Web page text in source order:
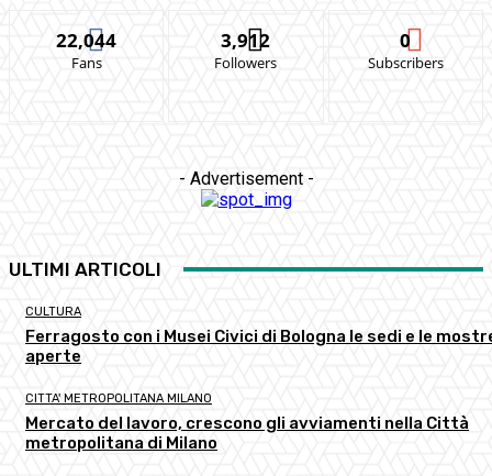
22,044
Fans
3,912
Followers
0
Subscribers
- Advertisement -
ULTIMI ARTICOLI
CULTURA
Ferragosto con i Musei Civici di Bologna le sedi e le
aperte
CITTA' METROPOLITANA MILANO
Mercato del lavoro, crescono gli avviamenti nella Città
metropolitana di Milano